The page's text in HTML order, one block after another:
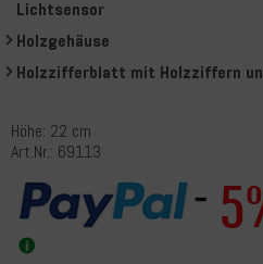
Lichtsensor
Holzgehäuse
Holzzifferblatt mit Holzziffern
Höhe: 22 cm
Art.Nr.: 69113